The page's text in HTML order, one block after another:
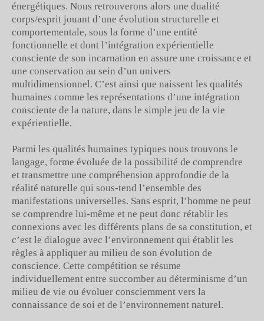
énergétiques. Nous retrouverons alors une dualité
corps/esprit jouant d’une évolution structurelle et
comportementale, sous la forme d’une entité
fonctionnelle et dont l’intégration expérientielle
consciente de son incarnation en assure une croissance et
une conservation au sein d’un univers
multidimensionnel. C’est ainsi que naissent les qualités
humaines comme les représentations d’une intégration
consciente de la nature, dans le simple jeu de la vie
expérientielle.
Parmi les qualités humaines typiques nous trouvons le
langage, forme évoluée de la possibilité de comprendre
et transmettre une compréhension approfondie de la
réalité naturelle qui sous-tend l’ensemble des
manifestations universelles. Sans esprit, l’homme ne peut
se comprendre lui-même et ne peut donc rétablir les
connexions avec les différents plans de sa constitution, et
c’est le dialogue avec l’environnement qui établit les
règles à appliquer au milieu de son évolution de
conscience. Cette compétition se résume
individuellement entre succomber au déterminisme d’un
milieu de vie ou évoluer consciemment vers la
connaissance de soi et de l’environnement naturel.